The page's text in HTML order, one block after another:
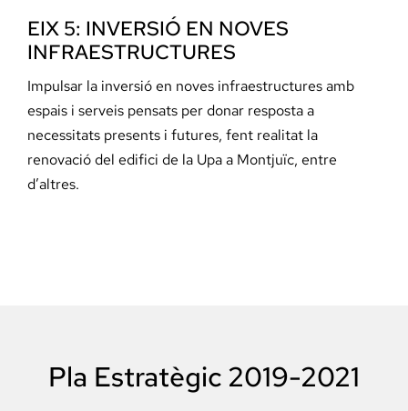
EIX 5: INVERSIÓ EN NOVES
INFRAESTRUCTURES
Impulsar la inversió en noves infraestructures amb
espais i serveis pensats per donar resposta a
necessitats presents i futures, fent realitat la
renovació del edifici de la Upa a Montjuïc, entre
d’altres.
Pla Estratègic 2019-2021